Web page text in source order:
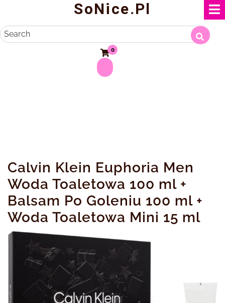
content
SoNice.pl
Search
0
Calvin Klein Euphoria Men
Woda Toaletowa 100 ml +
Balsam Po Goleniu 100 ml +
Woda Toaletowa Mini 15 ml